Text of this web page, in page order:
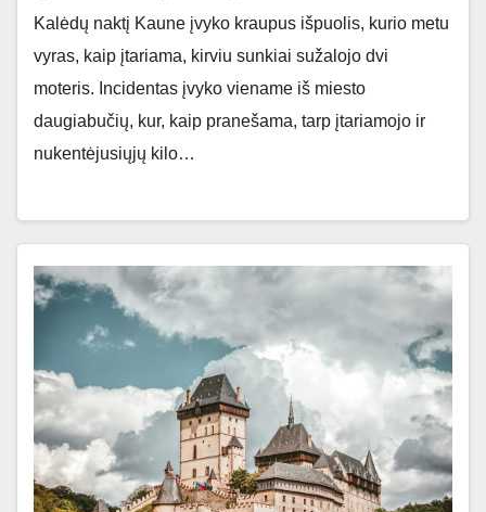
Kalėdų naktį Kaune įvyko kraupus išpuolis, kurio metu
vyras, kaip įtariama, kirviu sunkiai sužalojo dvi
moteris. Incidentas įvyko viename iš miesto
daugiabučių, kur, kaip pranešama, tarp įtariamojo ir
nukentėjusiųjų kilo…